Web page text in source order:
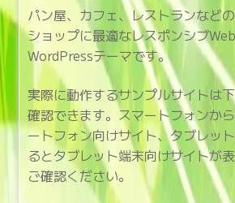
パン屋、カフェ、レストランなど
ショップに最適なレスポンシブ
WordPressテーマです。
実際に動作するサンプルサイトは
確認できます。スマートフォンか
ートフォン向けサイト、タブレッ
るとタブレット端末向けサイトが
ご確認ください。